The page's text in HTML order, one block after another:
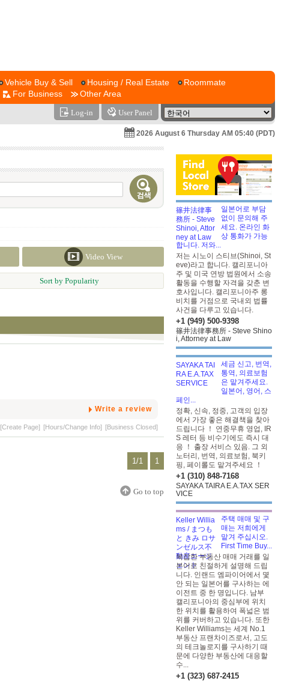
Vehicle Buy & Sell Housing / Real Estate
Roommate
For Business Other Area
Log-in User Panel
2026 August 6 Thursday AM 05:40 (PDT)
Video View
Sort by Popularity
Write a review
[Create Page] [Hours/Change Info] [Business Closed]
1/1 1
Go to top
일본어로 부담
없이 문의해 주
세요. 온라인 화
상 통화가 가능
합니다. 저와...
저는 시노이 스티브(Shinoi, St
eve)라고 합니다. 캘리포니아
주 및 미국 연방 법원에서 소송
활동을 수행할 자격을 갖춘 변
호사입니다. 캘리포니아주 롱
비치를 거점으로 국내외 법률
사건을 다루고 있습니다.
+1 (949) 500-9398
篠井法律事務所 - Steve Shino
i, Attorney at Law
세금 신고, 번역,
통역, 의료보험
은 맡겨주세요.
일본어, 영어, 스
페인...
정확, 신속, 정중, 고객의 입장
에서 가장 좋은 해결책을 찾아
드립니다 ！ 연중무휴 영업, IR
S 레터 등 비수기에도 즉시 대
응 ！ 출장 서비스 있음. 그 외
노터리, 번역, 의료보험, 북키
핑, 페이롤도 맡겨주세요 ！
+1 (310) 848-7168
SAYAKA TAIRA E.A.TAX SER
VICE
주택 매매 및 구
매는 저희에게
맡겨 주십시오.
First Time Buy...
복잡한 부동산 매매 거래를 일
본어로 친절하게 설명해 드립
니다. 인랜드 엠파이어에서 몇
안 되는 일본어를 구사하는 에
이전트 중 한 명입니다. 남부
캘리포니아의 중심부에 위치
한 위치를 활용하여 폭넓은 범
위를 커버하고 있습니다. 또한
Keller Williams는 세계 No.1
부동산 프랜차이즈로서, 고도
의 테크놀로지를 구사하기 때
문에 다양한 부동산에 대응할
수...
+1 (323) 687-2415